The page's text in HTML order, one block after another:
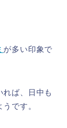
が多い印象で
れば、日中も
です。